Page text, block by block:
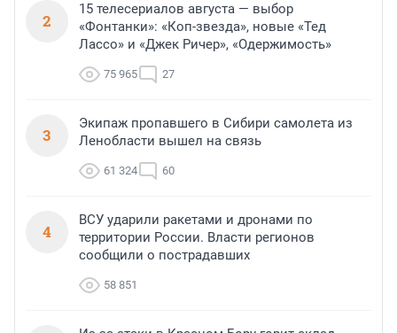
2
15 телесериалов августа — выбор
«Фонтанки»: «Коп-звезда», новые «Тед
Лассо» и «Джек Ричер», «Одержимость»
75 965 27
3
Экипаж пропавшего в Сибири самолета из
Ленобласти вышел на связь
61 324 60
4
ВСУ ударили ракетами и дронами по
территории России. Власти регионов
сообщили о пострадавших
58 851